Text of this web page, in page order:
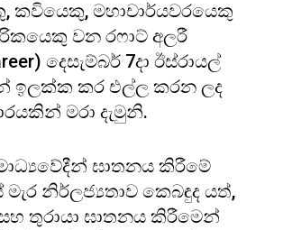
කවියෙකු, මහාචාර්යවරයෙකු
වන රෆාට් අලරී
දෙසැම්බර් 7දා ඊස්රායල්
ඉලක්ක කර එල්ල කරන ලද
මරා දැමුනි.
මාධ්‍යවේදීන් ඝාතනය කිරීමේ
මැර නිර්ලජ්‍යතාව කෙබඳුද යත්,
තුරායා ඝාතනය කිරීමෙන්